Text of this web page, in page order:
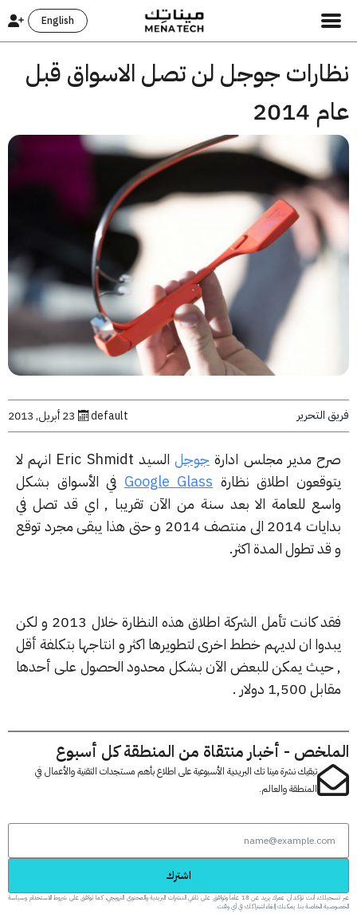
English
جوجل لن تصل الاسواق قبل
default 23 أبريل, 2013
مدير مجلس ادارةجوجل
السيد Eric Shmidt انهم لا
اطلاق نظارةGoogle Glassفي الأسواق بشكل
للعامة الا بعد سنة من الآن تقريبا , اي قد تصل في
بدايات 2014 الى منتصف 2014 و حتى هذا يبقى مجرد توقع
تطول المدة اكثر.
فقد كانت تأمل الشركة اطلاق هذه النظارة خلال 2013 و لكن
ان لديهم خطط اخرى لتطويرها اكثر و انتاجها بتكلفة أقل
يمكن للبعض الآن بشكل محدود الحصول على أحدها
دولار .
- أخبار منتقاة من المنطقة كل أسبوع
تبقيك نشرة مينا تك البريدية الأسبوعية على اطلاع بأهم مستجدات التقنية والأعمال في
المنطقة والعالم.
عبر تسجيلك، أنت تؤكد أن عمرك يزيد عن 18 عاماً وتوافق على تلقي النشرات البريدية والمحتوى الترويجي، كما توافق على شروط الاستخدام وسياسة
الخاصة بنا. يمكنك إلغاء اشتراكك في أي وقت.